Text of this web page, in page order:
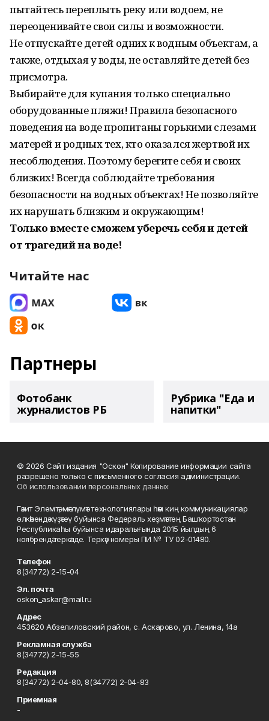
пытайтесь переплыть реку или водоем, не
переоценивайте свои силы и возможности.
Не отпускайте детей одних к водным объектам, а
также, отдыхая у воды, не оставляйте детей без
присмотра.
Выбирайте для купания только специально
оборудованные пляжи! Правила безопасного
поведения на воде пропитаны горькими слезами
матерей и родных тех, кто оказался жертвой их
несоблюдения. Поэтому берегите себя и своих
близких! Всегда соблюдайте требования
безопасности на водных объектах! Не позволяйте
их нарушать близким и окружающим!
Только вместе сможем уберечь себя и детей
от трагедий на воде!
Читайте нас
Партнеры
Фотобанк
журналистов РБ
Рубрика "Еда и
напитки"
© 2026 Сайт издания "Оскон" Копирование информации сайта
разрешено только с письменного согласия администрации.
Об использовании персональных данных
Гәзит Элемтә, мәғлүмәт технологиялары һәм киң коммуникациялар
өлкәһендә күҙәтеү буйынса Федераль хеҙмәттең Башҡортостан
Республикаһы буйынса идаралығында 2015 йылдың 6
ноябрендә теркәлде. Теркәү номеры ПИ № ТУ 02-01480.
Телефон
8(34772) 2-15-04
Эл. почта
oskon_askar@mail.ru
Адрес
453620 Абзелиловский район, с. Аскарово, ул. Ленина, 14а
Рекламная служба
8(34772) 2-15-55
Редакция
8(34772) 2-04-80, 8(34772) 2-04-83
Приемная
-